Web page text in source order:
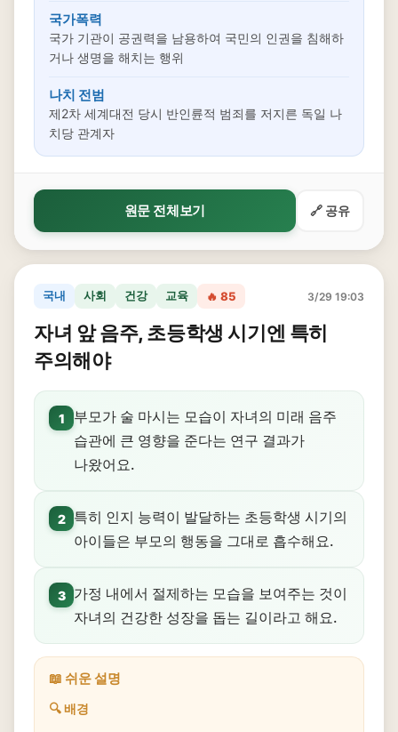
국가폭력
국가 기관이 공권력을 남용하여 국민의 인권을 침해하
거나 생명을 해치는 행위
나치 전범
제2차 세계대전 당시 반인륜적 범죄를 저지른 독일 나
치당 관계자
원문 전체보기 🔗 공유
국내 사회 건강 교육 🔥 85 3/29 19:03
자녀 앞 음주, 초등학생 시기엔 특히
주의해야
1
부모가 술 마시는 모습이 자녀의 미래 음주
습관에 큰 영향을 준다는 연구 결과가
나왔어요.
2
특히 인지 능력이 발달하는 초등학생 시기의
아이들은 부모의 행동을 그대로 흡수해요.
3
가정 내에서 절제하는 모습을 보여주는 것이
자녀의 건강한 성장을 돕는 길이라고 해요.
📖 쉬운 설명
🔍 배경